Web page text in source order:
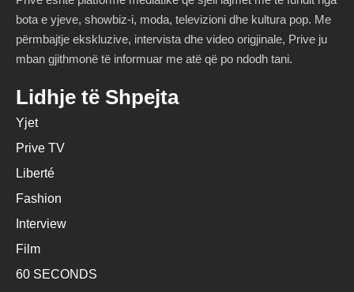
bota e yjeve, showbiz-i, moda, televizioni dhe kultura pop. Me
përmbajtje ekskluzive, intervista dhe video origjinale, Prive ju
mban gjithmonë të informuar me atë që po ndodh tani.
Lidhje të Shpejta
Yjet
Prive TV
Liberté
Fashion
Interview
Film
60 SECONDS